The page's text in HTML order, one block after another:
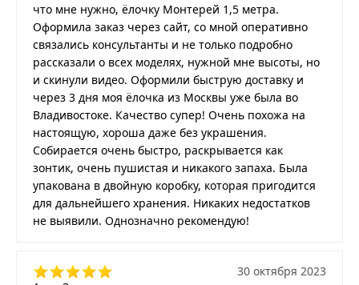
что мне нужно, ёлочку Монтерей 1,5 метра.
Оформила заказ через сайт, со мной оперативно
связались консультанты и не только подробно
рассказали о всех моделях, нужной мне высоты, но
и скинули видео. Оформили быструю доставку и
через 3 дня моя ёлочка из Москвы уже была во
Владивостоке. Качество супер! Очень похожа на
настоящую, хороша даже без украшения.
Собирается очень быстро, раскрывается как
зонтик, очень пушистая и никакого запаха. Была
упакована в двойную коробку, которая пригодится
для дальнейшего хранения. Никаких недостатков
не выявили. Однозначно рекомендую!
30 октября 2023